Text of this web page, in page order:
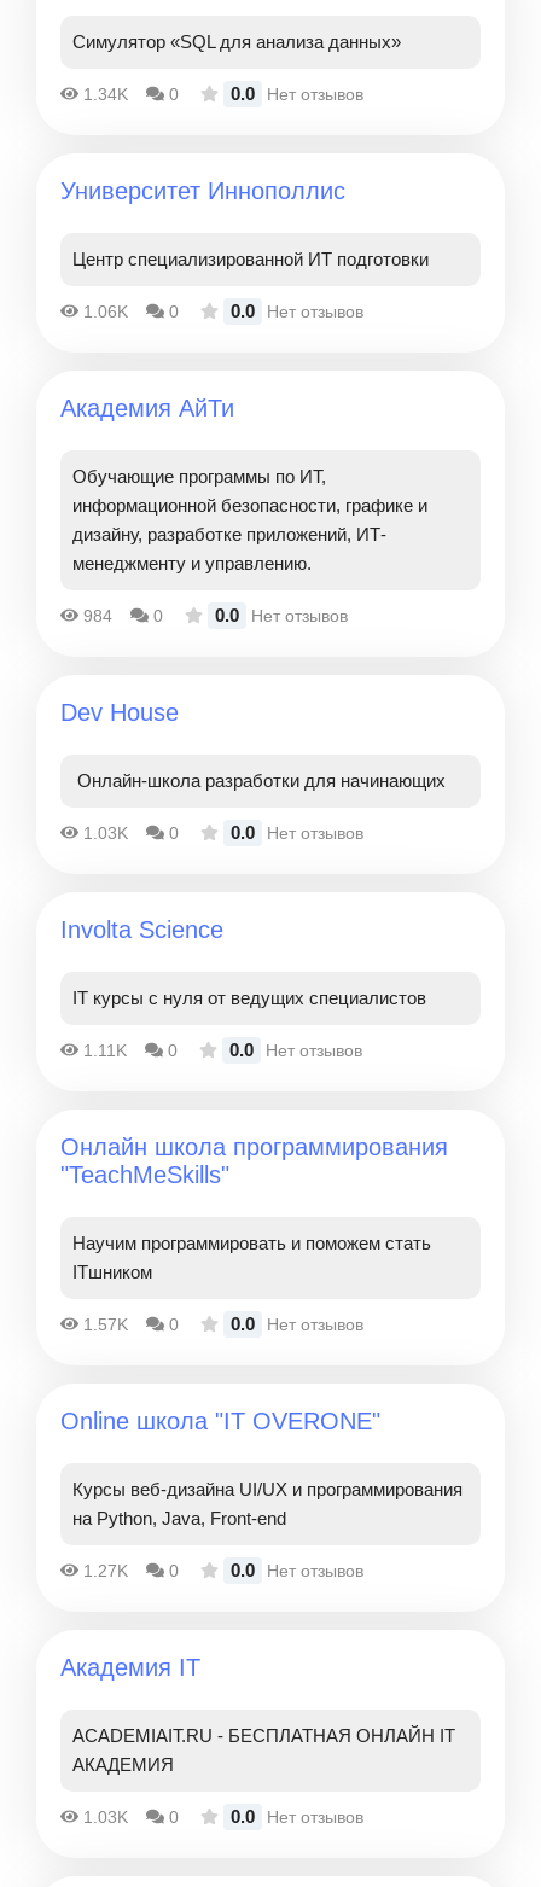
Симулятор «SQL для анализа данных»
1.34K 0 0.0 Нет отзывов
Университет Иннополлис
Центр специализированной ИТ подготовки
1.06K 0 0.0 Нет отзывов
Академия АйТи
Обучающие программы по ИТ,
информационной безопасности, графике и
дизайну, разработке приложений, ИТ-
менеджменту и управлению.
984 0 0.0 Нет отзывов
Dev House
Онлайн-школа разработки для начинающих
1.03K 0 0.0 Нет отзывов
Involta Science
IT курсы с нуля от ведущих специалистов
1.11K 0 0.0 Нет отзывов
Онлайн школа программирования
"TeachMeSkills"
Научим программировать и поможем стать
ITшником
1.57K 0 0.0 Нет отзывов
Online школа "IT OVERONE"
Курсы веб-дизайна UI/UX и программирования
на Python, Java, Front-end
1.27K 0 0.0 Нет отзывов
Академия IT
ACADEMIAIT.RU - БЕСПЛАТНАЯ ОНЛАЙН IT
АКАДЕМИЯ
1.03K 0 0.0 Нет отзывов